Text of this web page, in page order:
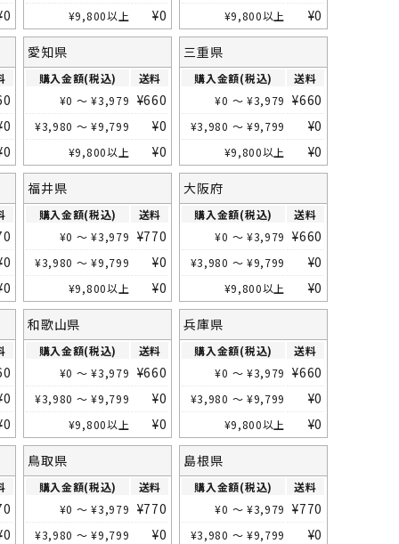
0 ¥9,800以上 ¥0 ¥9,800以上 ¥0
0
0
愛知県
購入金額(税込)
送料
¥0 ～ ¥3,979 ¥660
¥3,980 ～ ¥9,799 ¥0
¥9,800以上 ¥0
三重県
購入金額(税込)
送料
¥0 ～ ¥3,979 ¥660
¥3,980 ～ ¥9,799 ¥0
¥9,800以上 ¥0
0
0
福井県
購入金額(税込)
送料
¥0 ～ ¥3,979 ¥770
¥3,980 ～ ¥9,799 ¥0
¥9,800以上 ¥0
大阪府
購入金額(税込)
送料
¥0 ～ ¥3,979 ¥660
¥3,980 ～ ¥9,799 ¥0
¥9,800以上 ¥0
0
0
和歌山県
購入金額(税込)
送料
¥0 ～ ¥3,979 ¥660
¥3,980 ～ ¥9,799 ¥0
¥9,800以上 ¥0
兵庫県
購入金額(税込)
送料
¥0 ～ ¥3,979 ¥660
¥3,980 ～ ¥9,799 ¥0
¥9,800以上 ¥0
0
鳥取県
購入金額(税込)
送料
¥0 ～ ¥3,979 ¥770
¥3,980 ～ ¥9,799 ¥0
島根県
購入金額(税込)
送料
¥0 ～ ¥3,979 ¥770
¥3,980 ～ ¥9,799 ¥0